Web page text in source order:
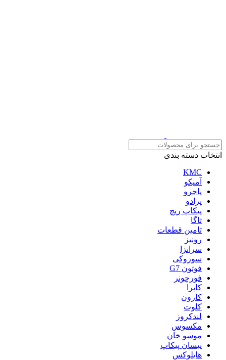
انتخاب دسته بندی
KMC
آمیکو
پاجرو
پرادو
پیکاپ ریچ
تاگا
تامین قطعات
رونیز
سرانزا
سوزوکی
فوتون G7
فورچونر
کاپرا
کارون
کلوت
لندکروز
مکسوس
موسو خان
نیسان پیکاپ
هایلوکس